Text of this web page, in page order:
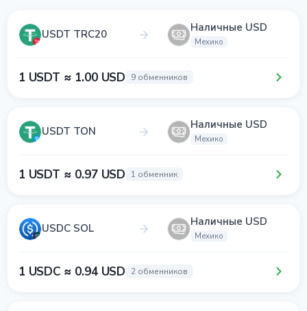
USDT TRC20 Наличные USD
Мехико
1 USDT ≈ 1.00 USD 9 обменников
USDT TON Наличные USD
Мехико
1 USDT ≈ 0.97 USD 1 обменник
USDC SOL Наличные USD
Мехико
1 USDC ≈ 0.94 USD 2 обменников